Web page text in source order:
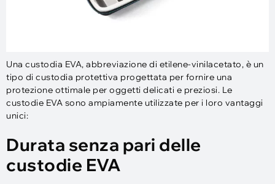
Una custodia EVA, abbreviazione di etilene-vinilacetato, è un
tipo di custodia protettiva progettata per fornire una
protezione ottimale per oggetti delicati e preziosi. Le
custodie EVA sono ampiamente utilizzate per i loro vantaggi
unici:
Durata senza pari delle
custodie EVA